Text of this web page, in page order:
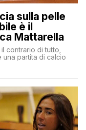
sulla pelle
è il
Mattarella
contrario di tutto,
una partita di calcio